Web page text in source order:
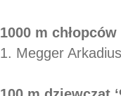
1000 m chłopców
1. Megger